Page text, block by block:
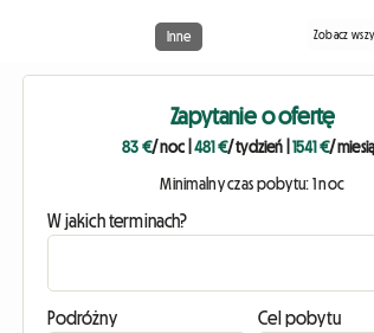
Inne Zobacz
Zapytanie o ofertę
83 €/ noc |481 €/ tydzień 1541 €/
Minimalny czas pobytu: 1 noc
W jakich terminach?
Podróżny Cel pobytu